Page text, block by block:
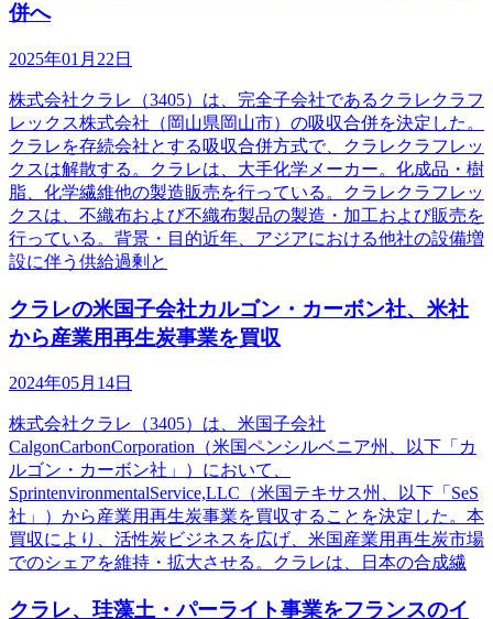
併へ
2025年01月22日
株式会社クラレ（3405）は、完全子会社であるクラレクラフ
レックス株式会社（岡山県岡山市）の吸収合併を決定した。
クラレを存続会社とする吸収合併方式で、クラレクラフレッ
クスは解散する。クラレは、大手化学メーカー。化成品・樹
脂、化学繊維他の製造販売を行っている。クラレクラフレッ
クスは、不織布および不織布製品の製造・加工および販売を
行っている。背景・目的近年、アジアにおける他社の設備増
設に伴う供給過剰と
クラレの米国子会社カルゴン・カーボン社、米社
から産業用再生炭事業を買収
2024年05月14日
株式会社クラレ（3405）は、米国子会社
CalgonCarbonCorporation（米国ペンシルベニア州、以下「カ
ルゴン・カーボン社」）において、
SprintenvironmentalService,LLC（米国テキサス州、以下「SeS
社」）から産業用再生炭事業を買収することを決定した。本
買収により、活性炭ビジネスを広げ、米国産業用再生炭市場
でのシェアを維持・拡大させる。クラレは、日本の合成繊
クラレ、珪藻土・パーライト事業をフランスのイ